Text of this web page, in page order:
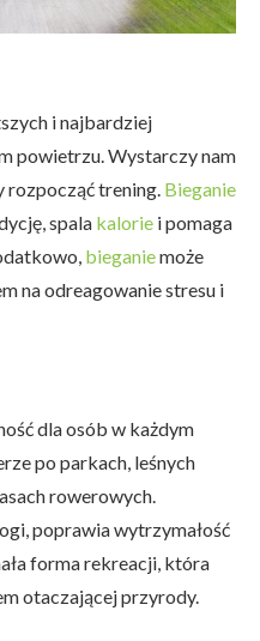
i najbardziej
powietrzu. Wystarczy nam
rozpocząć trening. Bieganie
spala kalorie i pomaga
bieganiemoże
na odreagowanie stresu i
dla osób w każdym
po parkach, leśnych
rowerowych.
poprawia wytrzymałość
forma rekreacji, która
otaczającej przyrody.